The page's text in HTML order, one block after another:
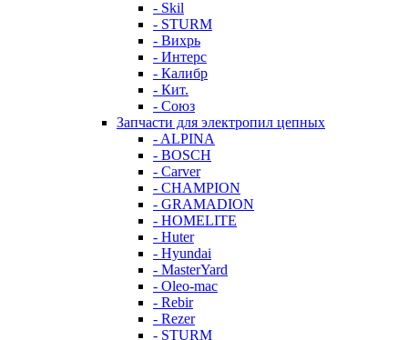
- Skil
- STURM
- Вихрь
- Интерс
- Калибр
- Кит.
- Союз
Запчасти для электропил цепных
- ALPINA
- BOSCH
- Carver
- CHAMPION
- GRAMADION
- HOMELITE
- Huter
- Hyundai
- MasterYard
- Oleo-mac
- Rebir
- Rezer
- STURM